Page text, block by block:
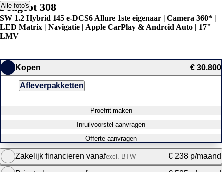
Alle foto's
Peugeot 308
SW 1.2 Hybrid 145 e-DCS6 Allure 1ste eigenaar | Camera 360* |
LED Matrix | Navigatie | Apple CarPlay & Android Auto | 17"
LMV
Kopen € 30.800
Afleverpakketten
Proefrit maken
Inruilvoorstel aanvragen
Offerte aanvragen
Zakelijk financieren vanafexcl. BTW € 238 p/maand
Private leasen vanaf € 585 p/maand